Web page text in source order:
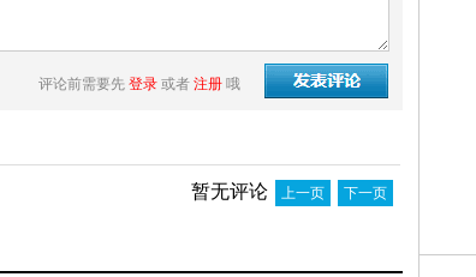
评论前需要先 登录 或者 注册 哦
暂无评论 上一页 下一页